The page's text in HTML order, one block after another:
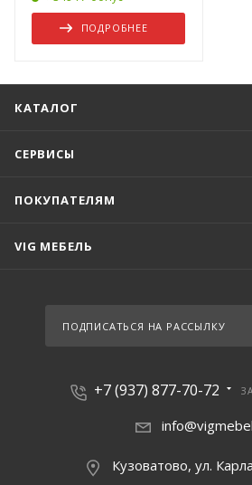
ПОДРОБНЕЕ
КАТАЛОГ
СЕРВИСЫ
ПОКУПАТЕЛЯМ
VIG МЕБЕЛЬ
ПОДПИСАТЬСЯ НА РАССЫЛКУ
+7 (937) 877-70-72
Кузоватово, ул.